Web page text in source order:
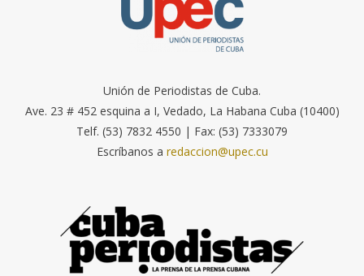
Unión de Periodistas de Cuba.
Ave. 23 # 452 esquina a I, Vedado, La Habana Cuba (10400)
Telf. (53) 7832 4550 | Fax: (53) 7333079
Escríbanos a redaccion@upec.cu